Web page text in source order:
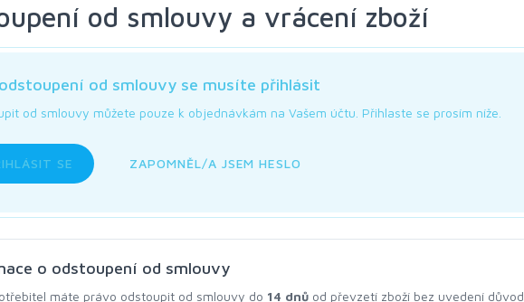
od smlouvy a vrácení zboží
od smlouvy se musíte přihlásit
od smlouvy můžete pouze k objednávkám na Vašem účtu. Přihlaste se prosím níže.
SE ZAPOMNĚL/A JSEM HESLO
o odstoupení od smlouvy
máte právo odstoupit od smlouvy do 14 dnů od převzetí zboží bez uvedení